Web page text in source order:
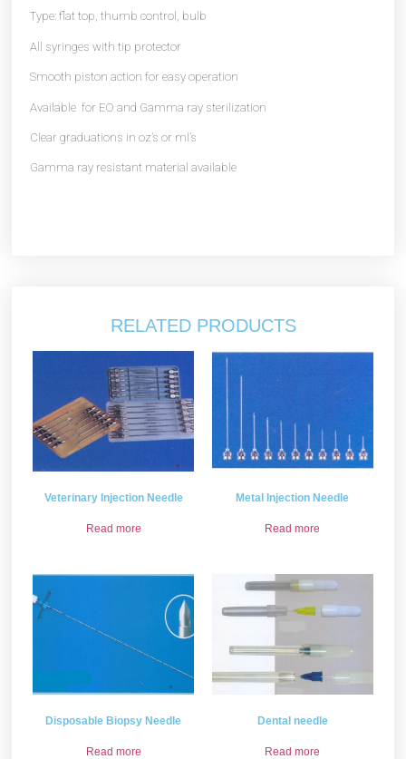
Type: flat top, thumb control, bulb
All syringes with tip protector
Smooth piston action for easy operation
Available for EO and Gamma ray sterilization
Clear graduations in oz’s or ml’s
Gamma ray resistant material available
RELATED PRODUCTS
Veterinary Injection Needle
Read more
Metal Injection Needle
Read more
Disposable Biopsy Needle
Read more
Dental needle
Read more